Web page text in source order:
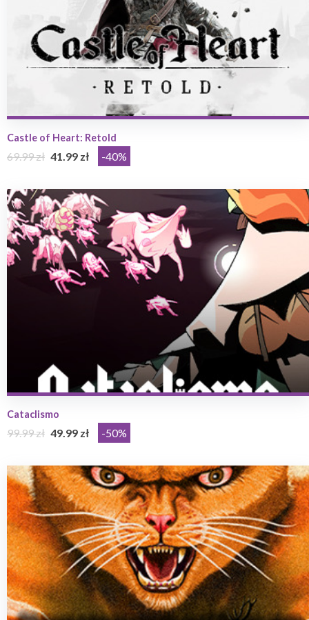
Castle of Heart: Retold
69.99 zł 41.99 zł -40%
Cataclismo
99.99 zł 49.99 zł -50%